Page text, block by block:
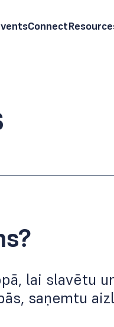
Connect
lai slavētu
saņemtu